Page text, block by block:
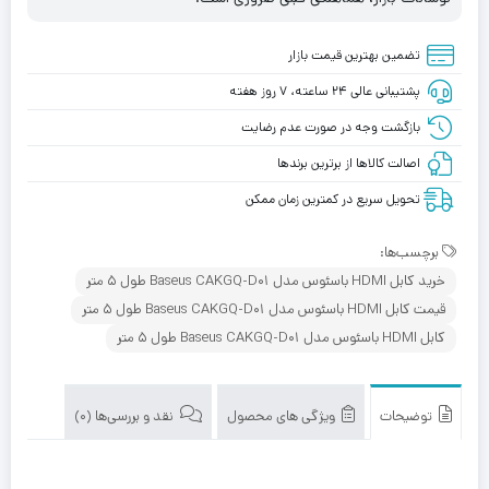
تضمین بهترین قیمت بازار
پشتیبانی عالی ۲۴ ساعته، ۷ روز هفته
بازگشت وجه در صورت عدم رضایت
اصالت کالاها از برترین برندها
تحویل سریع در کمترین زمان ممکن
برچسب‌ها:
خرید کابل HDMI باسئوس مدل Baseus CAKGQ-D01 طول 5 متر
قیمت کابل HDMI باسئوس مدل Baseus CAKGQ-D01 طول 5 متر
کابل HDMI باسئوس مدل Baseus CAKGQ-D01 طول 5 متر
توضیحات ویژگی های محصول نقد و بررسی‌ها (0)